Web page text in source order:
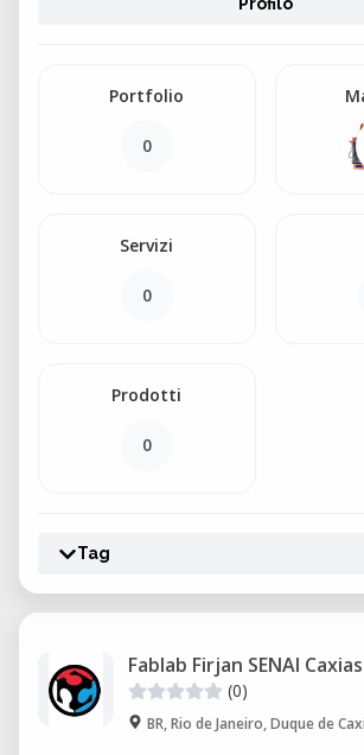
Portfolio
0
Servizi
0
Prodotti
0
Tag
Fablab Firjan SENAI Caxias
(0)
BR, Rio de Janeiro, Duque de